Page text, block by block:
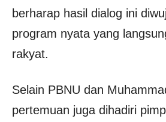
berharap hasil dialog ini
program nyata yang
rakyat.
Selain PBNU dan
pertemuan juga dihadiri